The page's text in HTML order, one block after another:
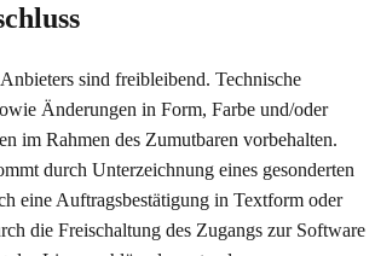
sind freibleibend. Technische
Änderungen in Form, Farbe und/oder
im Rahmen des Zumutbaren vorbehalten.
durch Unterzeichnung eines gesonderten
eine Auftragsbestätigung in Textform oder
die Freischaltung des Zugangs zur Software